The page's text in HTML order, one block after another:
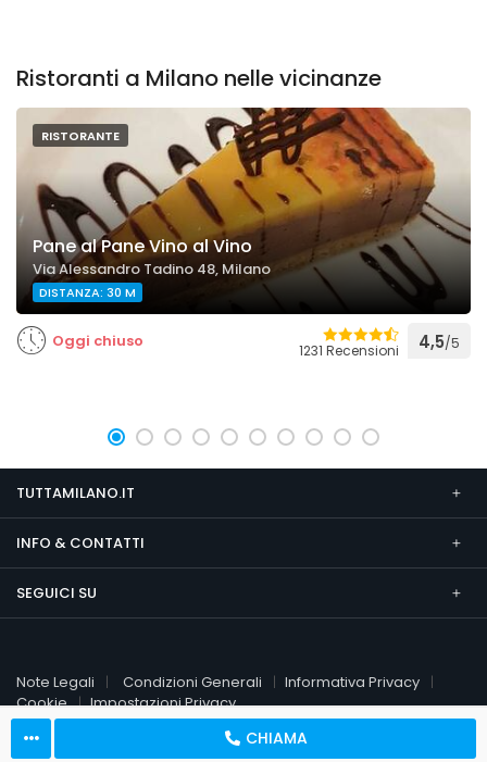
CHIAMA
Ristoranti a Milano nelle vicinanze
RISTORANTE
Pane al Pane Vino al Vino
Via Alessandro Tadino 48, Milano
DISTANZA: 30 M
Oggi chiuso 1231 Recensioni 4,5/5
TUTTAMILANO.IT
INFO & CONTATTI
SEGUICI SU
Note Legali Condizioni Generali
Informativa Privacy
Cookie
Impostazioni Privacy
© 2026 TuttaMilano.it